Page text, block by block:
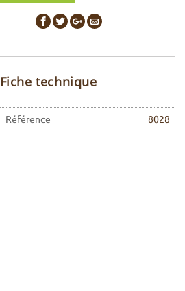
Fiche technique
Référence 8028